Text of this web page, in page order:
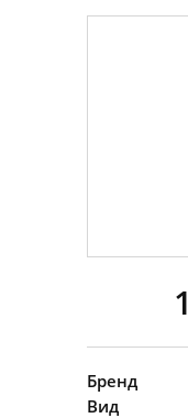
Бренд
Вид